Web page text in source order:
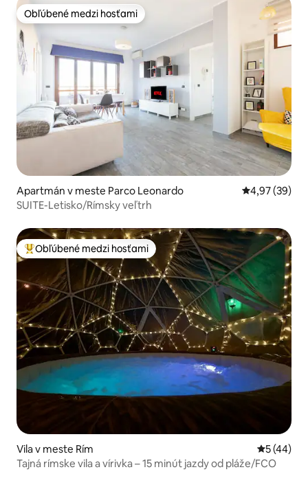
Obľúbené medzi hosťami
Obľúbené medzi hosťami
Apartmán v meste Parco Leonardo Priemerné
4,97 (39)
SUITE-Letisko/Rímsky veľtrh
Najobľúbenejšie medzi hosťami
Obľúbené medzi hosťami
Vila v meste Rím
5 (44)
Tajná rímske vila a vírivka – 15 minút jazdy od pláže/FCO